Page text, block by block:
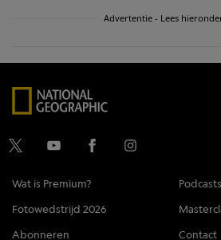
Advertentie - Lees
Wat is Premium?
Podcasts
Fotowedstrijd 2026
Abonneren
Contact